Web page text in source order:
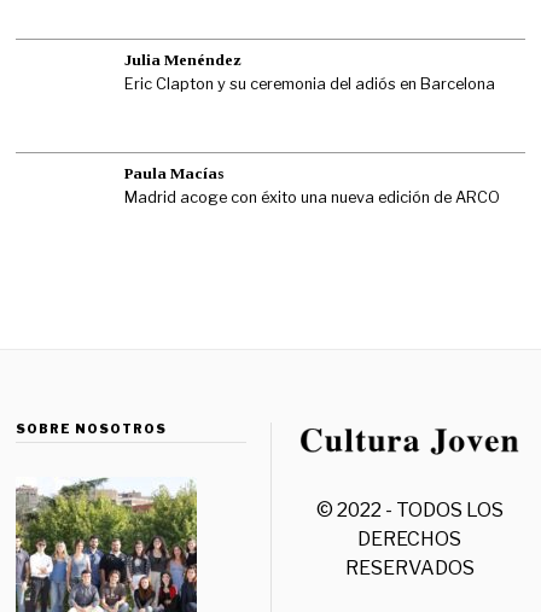
Julia Menéndez
Eric Clapton y su ceremonia del adiós en Barcelona
Paula Macías
Madrid acoge con éxito una nueva edición de ARCO
SOBRE NOSOTROS
© 2022 - TODOS LOS
DERECHOS
RESERVADOS